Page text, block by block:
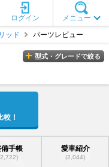
メニュー
ログイン
ッド パーツレビュー
型式・グレードで絞る
！
手帳 愛車紹介
(2,044)